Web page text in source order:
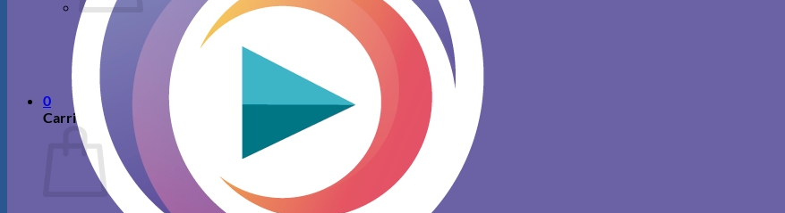
No hay productos en el carrito.
Volver a la tienda
0
Carrito